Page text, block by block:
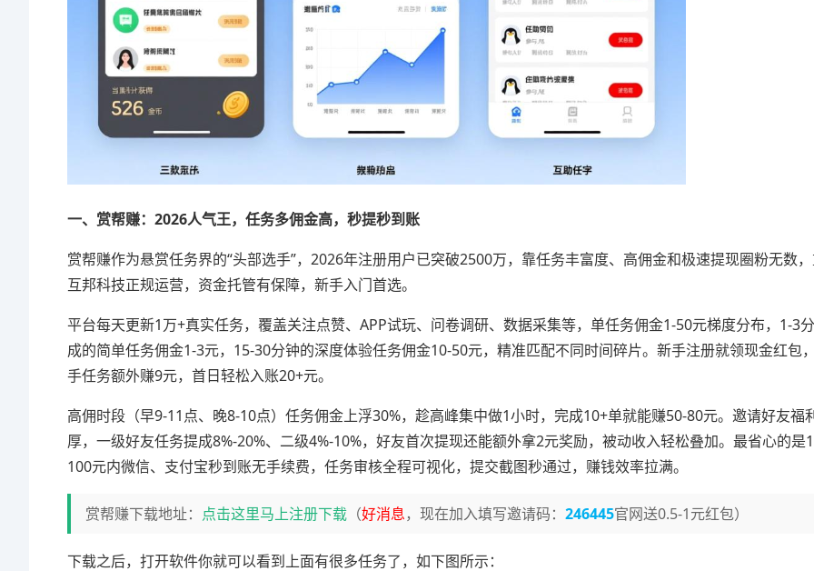
一、赏帮赚：2026人气王，任务多佣金高，秒提秒到账
赏帮赚作为悬赏任务界的“头部选手”，2026年注册用户已突破2500万，靠任务丰富度、高佣金和极速提现圈粉无数
互邦科技正规运营，资金托管有保障，新手入门首选。
平台每天更新1万+真实任务，覆盖关注点赞、APP试玩、问卷调研、数据采集等，单任务佣金1-50元梯度分布，1-3
成的简单任务佣金1-3元，15-30分钟的深度体验任务佣金10-50元，精准匹配不同时间碎片。新手注册就领现金红包
手任务额外赚9元，首日轻松入账20+元。
高佣时段（早9-11点、晚8-10点）任务佣金上浮30%，趁高峰集中做1小时，完成10+单就能赚50-80元。邀请好友福
厚，一级好友任务提成8%-20%、二级4%-10%，好友首次提现还能额外拿2元奖励，被动收入轻松叠加。最省心的是
100元内微信、支付宝秒到账无手续费，任务审核全程可视化，提交截图秒通过，赚钱效率拉满。
赏帮赚下载地址： 点击这里马上注册下载 （好消息，现在加入填写邀请码： 246445官网送0.5-1元红包）
下载之后，打开软件你就可以看到上面有很多任务了，如下图所示：